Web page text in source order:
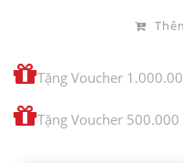
Tặng Voucher
Tặng Voucher